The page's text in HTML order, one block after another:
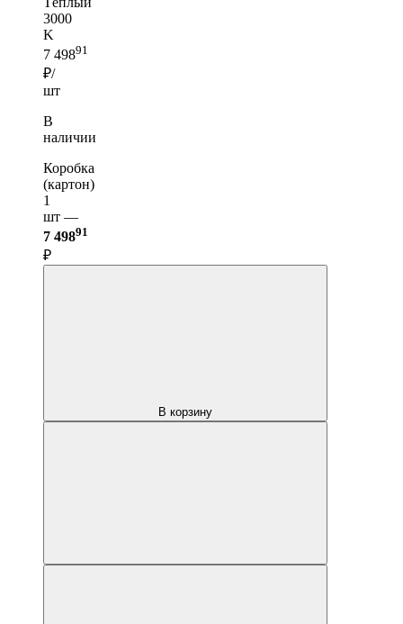
3000
K
7 49891
₽/
шт
В
наличии
Коробка
(картон)
1
шт —
7 49891
₽
В корзину